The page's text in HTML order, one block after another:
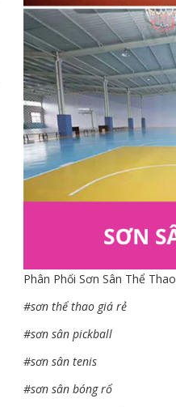
Phân Phối Sơn Sân Thể
#sơn thể thao giá rẻ
#sơn sân pickball
#sơn sân tenis
#sơn sân bóng rổ